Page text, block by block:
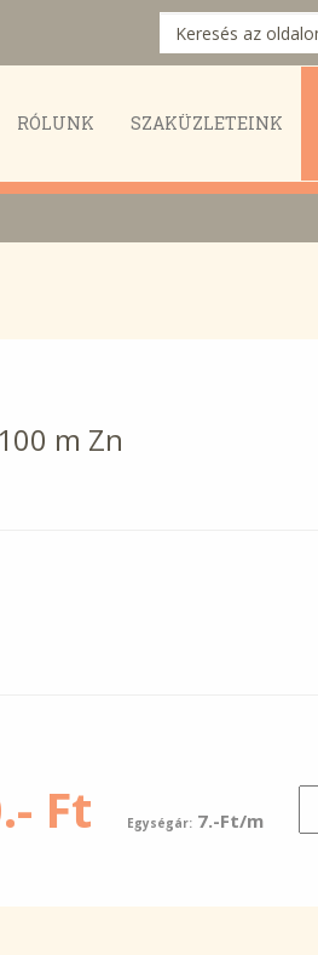
RÓLUNK SZAKÜZLETEINK
m Zn
Ft Egységár: 7.-Ft/m